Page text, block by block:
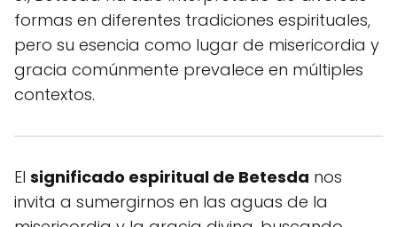
formas en diferentes tradiciones espirituales,
pero su esencia como lugar de misericordia y
gracia comúnmente prevalece en múltiples
contextos.
El significado espiritual de Betesda nos
invita a sumergirnos en las aguas de la